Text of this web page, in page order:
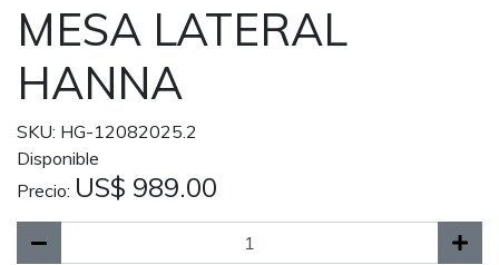
MESA LATERAL
HANNA
SKU: HG-12082025.2
Disponible
Precio: US$ 989.00